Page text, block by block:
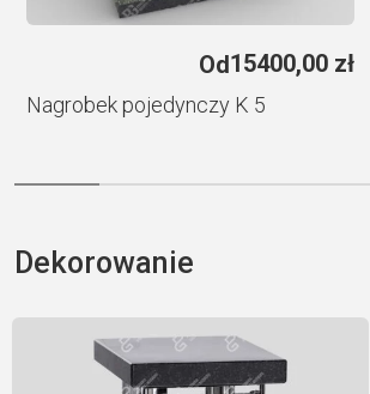
Od15400,00 zł
Nagrobek pojedynczy K 5
Dekorowanie